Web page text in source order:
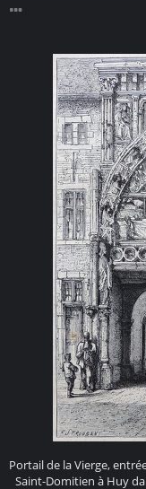
Portail de la Vierge,
Saint-Domitien à Huy